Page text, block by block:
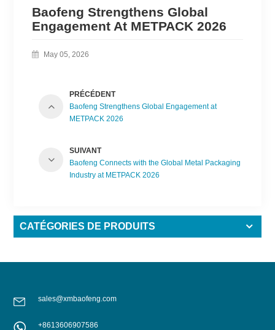
Baofeng Strengthens Global
Engagement At METPACK 2026
May 05, 2026
PRÉCÉDENT
Baofeng Strengthens Global Engagement at
METPACK 2026
SUIVANT
Baofeng Connects with the Global Metal Packaging
Industry at METPACK 2026
CATÉGORIES DE PRODUITS
sales@xmbaofeng.com
+8613606907586